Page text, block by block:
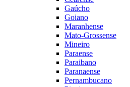
Gaúcho
Goiano
Maranhense
Mato-Grossense
Mineiro
Paraense
Paraibano
Paranaense
Pernambucano